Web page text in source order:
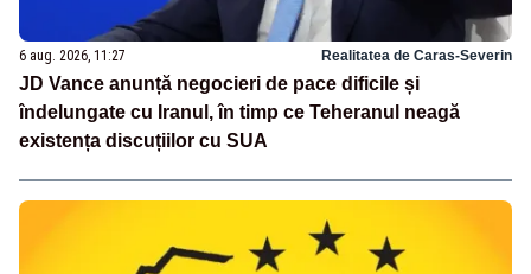
6 aug. 2026, 11:27 Realitatea de Caras-Severin
JD Vance anunță negocieri de pace dificile și
îndelungate cu Iranul, în timp ce Teheranul neagă
existența discuțiilor cu SUA